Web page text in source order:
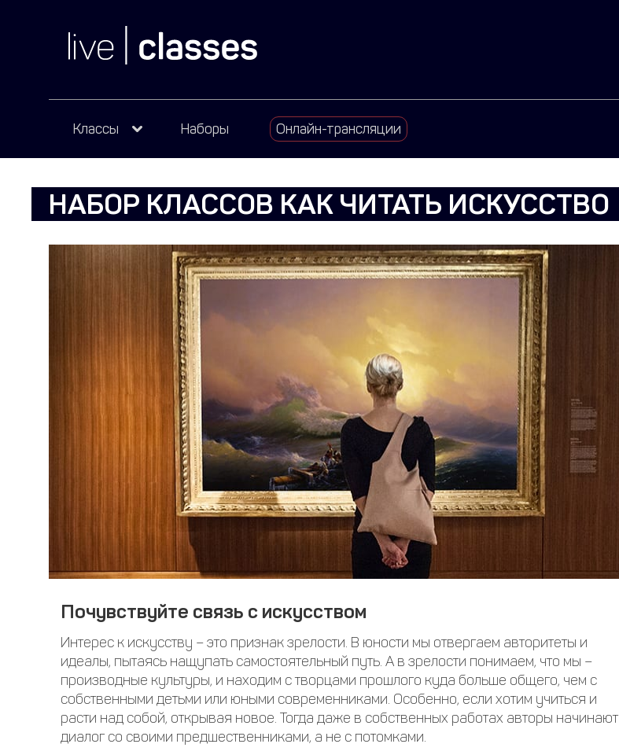
Классы Наборы Онлайн-трансляции
НАБОР КЛАССОВ КАК ЧИТАТЬ ИСКУССТВО
Почувствуйте связь с искусством
Интерес к искусству – это признак зрелости. В юности мы отвергаем авторитеты и
идеалы, пытаясь нащупать самостоятельный путь. А в зрелости понимаем, что мы –
производные культуры, и находим с творцами прошлого куда больше общего, чем с
собственными детьми или юными современниками. Особенно, если хотим учиться и
расти над собой, открывая новое. Тогда даже в собственных работах авторы начинают
диалог со своими предшественниками, а не с потомками.